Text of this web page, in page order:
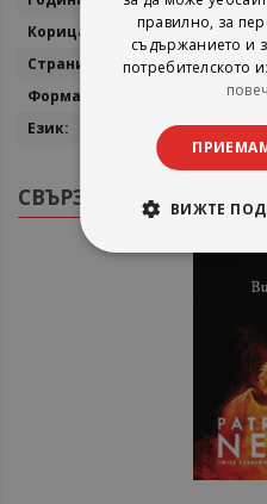
мека
306
английски
СВЪРЗАНИ ПРОДУКТИ
правилно, за
съдържанието и
потребителското
ВИЖТЕ